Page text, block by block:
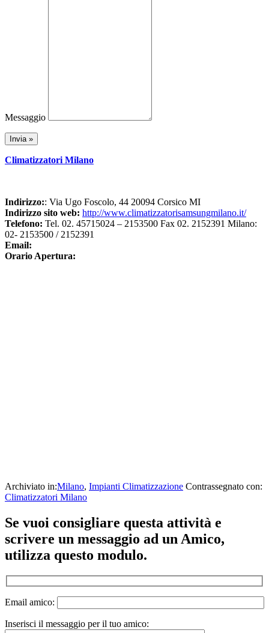
Messaggio
Climatizzatori Milano
Indirizzo:: Via Ugo Foscolo, 44 20094 Corsico MI
Indirizzo sito web: http://www.climatizzatorisamsungmilano.it/
Telefono: Tel. 02. 45715024 – 2153500 Fax 02. 2152391 Milano:
02- 2153500 / 2152391
Email:
Orario Apertura:
Archiviato in:Milano, Impianti Climatizzazione Contrassegnato con:
Climatizzatori Milano
Se vuoi consigliare questa attività e
scrivere un messaggio ad un Amico,
utilizza questo modulo.
Email amico:
Inserisci il messaggio per il tuo amico: